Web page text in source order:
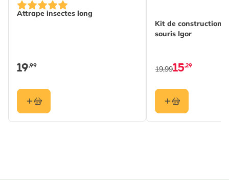
Attrape insectes long
19,99
Kit de construction
souris Igor
15,29
19,99